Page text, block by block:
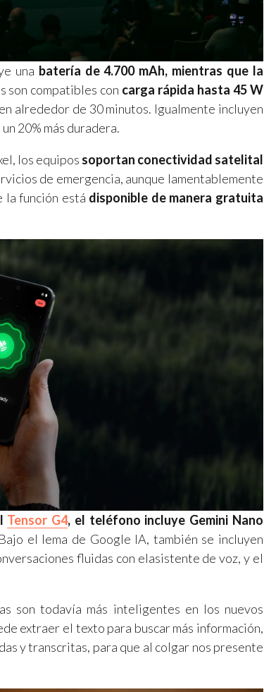
una batería de 4.700 mAh, mientras que la
son compatibles con carga rápida hasta 45 W
alrededor de 30 minutos. Igualmente incluyen
20% más duradera.
los equipos soportan conectividad satelital
de emergencia, aunque lamentablemente
la función está disponible de manera gratuita
Tensor G4, el teléfono incluye Gemini Nano
el lema de Google IA, también se incluyen
fluidas con elasistente de voz, y el
son todavía más inteligentes en los nuevos
extraer el texto para buscar más información,
y transcritas, para que al colgar nos presente